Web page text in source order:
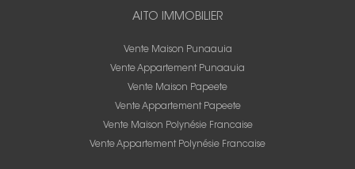
AITO IMMOBILIER
Vente Maison Punaauia
Vente Appartement Punaauia
Vente Maison Papeete
Vente Appartement Papeete
Vente Maison Polynésie Francaise
Vente Appartement Polynésie Francaise